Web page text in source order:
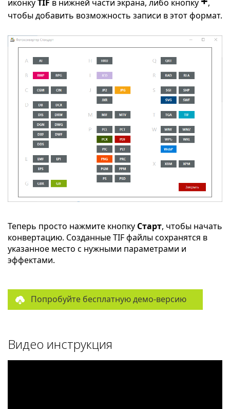
иконкуTIF в нижней части экрана, либо кнопку
,
чтобы добавить возможность записи в этот формат.
Теперь просто нажмите кнопку Старт, чтобы начать
конвертацию. Созданные TIF файлы сохранятся в
указанное место с нужными параметрами и
эффектами.
Попробуйте бесплатную демо-версию
Видео инструкция